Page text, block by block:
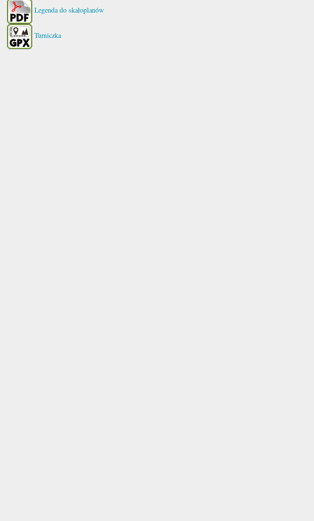
Legenda do skałoplanów
Turniczka